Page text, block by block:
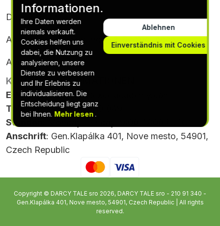
Datenschutz
Abonnementbedingungen & Bedingungen
Abbestellen
KONTAKTINFORMATIONEN
E-Mail:support@gptexcelacademy.com
Telefon: +420 564 880 049
Stunden
Anschrift: Gen.Klapálka 401, Nove mesto, 54901,
Czech Republic
Copyright © DARCY TALE sro 2026, DARCY TALE sro - 210 91 340 -
Gen.Klapálka 401, Nove mesto, 54901, Czech Republic | All rights
reserved.
Informationen.
Ihre Daten werden
niemals verkauft.
Cookies helfen uns
dabei, die Nutzung zu
analysieren, unsere
Dienste zu verbessern
und Ihr Erlebnis zu
individualisieren. Die
Entscheidung liegt ganz
bei Ihnen. Mehr lesen .
Ablehnen
Einverständnis mit Cookies